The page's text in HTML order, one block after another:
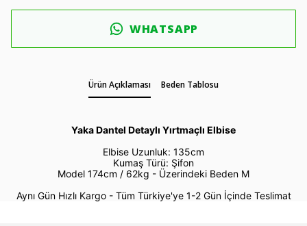
WHATSAPP
Ürün Açıklaması Beden Tablosu
Yaka Dantel Detaylı Yırtmaçlı Elbise
Elbise Uzunluk: 135cm
Kumaş Türü: Şifon
Model 174cm / 62kg - Üzerindeki Beden M
Aynı Gün Hızlı Kargo - Tüm Türkiye'ye 1-2 Gün İçinde Teslimat